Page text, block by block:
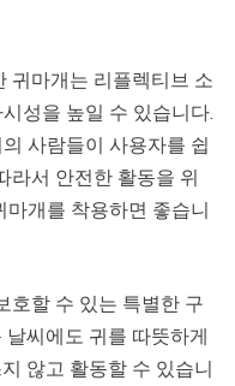
귀마개는 리플렉티브 소
성을 높일 수 있습니다.
사람들이 사용자를 쉽
라서 안전한 활동을 위
개를 착용하면 좋습니
호할 수 있는 특별한 구
씨에도 귀를 따뜻하게
않고 활동할 수 있습니